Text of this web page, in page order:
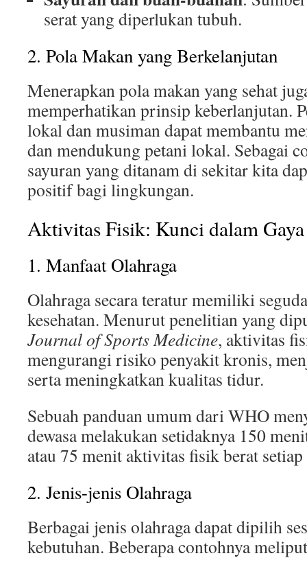
serat yang diperlukan tubuh.
2. Pola Makan yang Berkelanjutan
Menerapkan pola makan yang sehat
memperhatikan prinsip keberlanjutan.
lokal dan musiman dapat membantu
dan mendukung petani lokal. Sebagai
sayuran yang ditanam di sekitar kita
positif bagi lingkungan.
Aktivitas Fisik: Kunci dalam
1. Manfaat Olahraga
Olahraga secara teratur memiliki
kesehatan. Menurut penelitian yang
Journal of Sports Medicine, aktivitas
mengurangi risiko penyakit kronis,
serta meningkatkan kualitas tidur.
Sebuah panduan umum dari WHO
dewasa melakukan setidaknya 150
atau 75 menit aktivitas fisik berat
2. Jenis-jenis Olahraga
Berbagai jenis olahraga dapat dipilih
kebutuhan. Beberapa contohnya